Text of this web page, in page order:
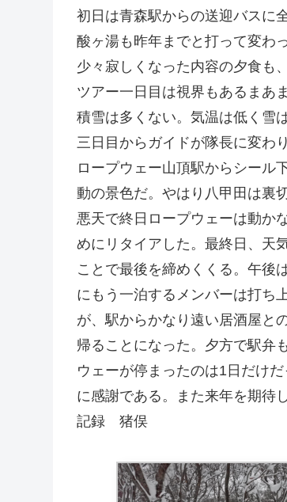
初日は青森駅からの送迎バスに
酸ヶ湯も昨年までと打って変わ
少々寂しくなった内容の夕食も
ツアー一日目は視界もあるまあ
積雪は多くない。気温は低く雪
三日目からガイドが隊長に変わ
ロープウェー山頂駅からシール
動の景色だ。やはり八甲田は裏
悪天で終日ロープウェーは動か
めにリタイアした。最終日、天
ことで最後を締めくくる。午後
にもう一泊するメンバーは打ち
が、駅からかなり遠い居酒屋と
帰ることになった。夕方で駅弁
ウェーが停まったのは1日だけ
に感謝である。また来年を期待
記録 猪俣